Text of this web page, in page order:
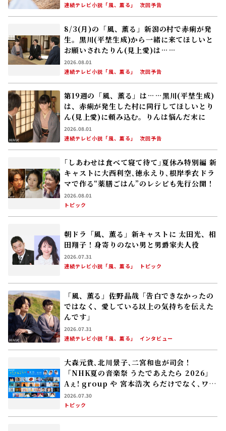
連続テレビ小説「風、薫る」
次回予告
8/3(月)の「風、薫る」新潟の村で赤痢が発
生。黒川(平埜生成)から一緒に来てほしいと
お願いされたりん(見上愛)は……
2026.08.01
連続テレビ小説「風、薫る」
次回予告
第19週の「風、薫る」は……黒川(平埜生成)
は、赤痢が発生した村に同行してほしいとり
ん(見上愛)に頼み込む。りんは悩んだ末に――
2026.08.01
連続テレビ小説「風、薫る」
次回予告
｢しあわせは食べて寝て待て｣夏休み特別編 新
キャストに大西利空､徳永えり､根岸季衣――ドラ
マで作る“薬膳ごはん”のレシピも先行公開！
2026.08.01
トピック
朝ドラ「風、薫る」新キャストに 太田光、相
田翔子！――身寄りのない男と男爵家夫人役
2026.07.31
連続テレビ小説「風、薫る」
トピック
「風、薫る」佐野晶哉「告白できなかったの
ではなく、愛している以上の気持ちを伝えた
んです」
2026.07.31
連続テレビ小説「風、薫る」
インタビュー
大森元貴､北川景子､二宮和也が司会！
「NHK夏の音楽祭 うたであえたら 2026」
Aぇ! group や 宮本浩次 らだけでなく､ワン
ワン＆速水けんたろう､佐藤弘道 らも集結‼
2026.07.30
トピック